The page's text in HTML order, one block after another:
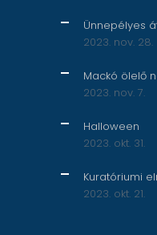
Ünnepélyes
2023. nov. 28.
Mackó ölelő
2023. nov. 7.
Halloween
2023. okt. 31.
Kuratóriumi
2023. okt. 21.